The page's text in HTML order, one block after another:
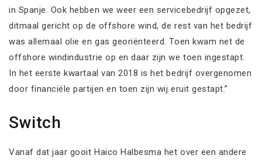
in Spanje. Ook hebben we weer een servicebedrijf opgezet,
ditmaal gericht op de offshore wind, de rest van het bedrijf
was allemaal olie en gas georiënteerd. Toen kwam net de
offshore windindustrie op en daar zijn we toen ingestapt.
In het eerste kwartaal van 2018 is het bedrijf overgenomen
door financiële partijen en toen zijn wij eruit gestapt.”
Switch
Vanaf dat jaar gooit Haico Halbesma het over een andere